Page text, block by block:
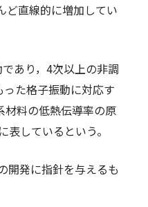
ど直線的に増加してい
あり，4次以上の非調
た格子振動に対応す
材料の低熱伝導率の原
しているという。
開発に指針を与えるも